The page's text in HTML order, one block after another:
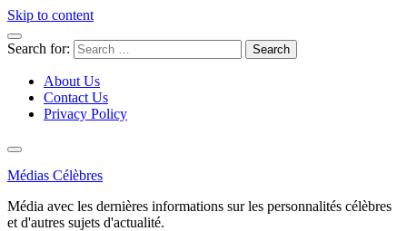
Skip to content
Search for:
About Us
Contact Us
Privacy Policy
Médias Célèbres
Média avec les dernières informations sur les personnalités célèbres
et d'autres sujets d'actualité.